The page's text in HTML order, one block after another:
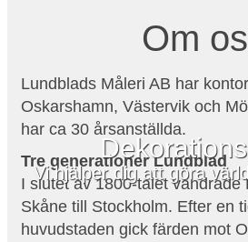
Vi hjälper dig att göra
Om
Lundblads Måleri AB har
Oskarshamn, Västervik och
har ca 30 årsanställda.
Tre generationer Lundblad
I slutet av 1800-talet vandrade
Skåne till Stockholm. Efter en
huvudstaden gick färden mot